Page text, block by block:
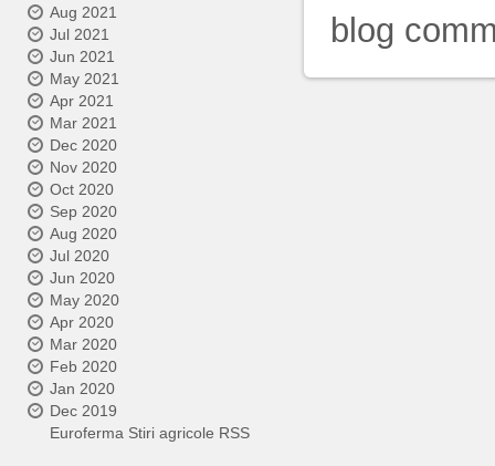
Aug 2021
Jul 2021
Jun 2021
May 2021
Apr 2021
Mar 2021
Dec 2020
Nov 2020
Oct 2020
Sep 2020
Aug 2020
Jul 2020
Jun 2020
May 2020
Apr 2020
Mar 2020
Feb 2020
Jan 2020
Dec 2019
Euroferma Stiri agricole RSS
blog